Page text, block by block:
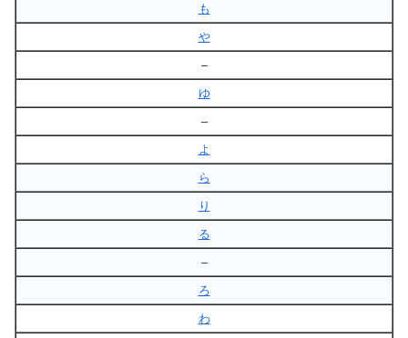
も
や
–
ゆ
–
よ
ら
り
る
–
ろ
わ